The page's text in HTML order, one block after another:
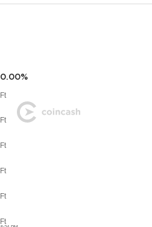
0.00%